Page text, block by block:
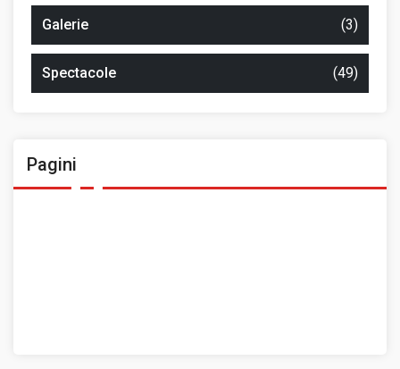
Galerie (3)
Spectacole (49)
Pagini